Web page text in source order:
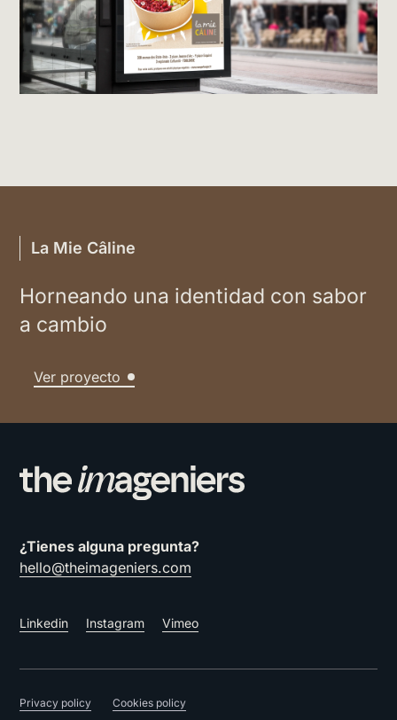
La Mie Câline
Horneando una identidad con sabor
a cambio
Ver proyecto
¿Tienes alguna pregunta?
hello@theimageniers.com
Linkedin Instagram Vimeo
Privacy policy Cookies policy